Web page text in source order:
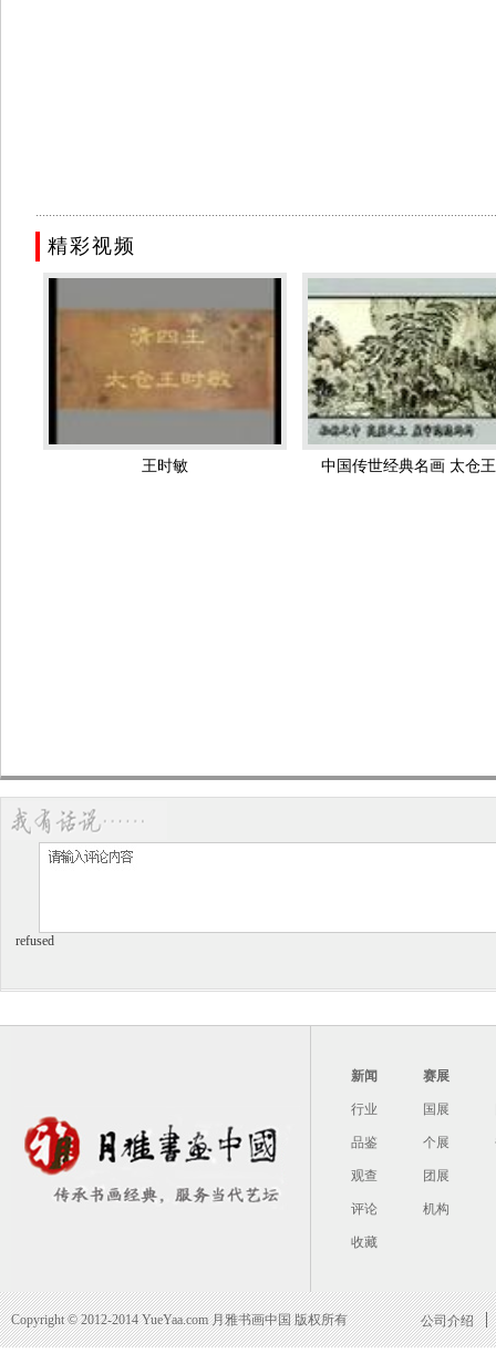
山水图轴 王时敏 清代 北京故宫
最清晰
山水图 王时敏 清代
仿古山水册页 王时敏
精彩视频
王时敏 中国传世经典名画 太仓
refused
新闻
行业
品鉴
观查
评论
收藏
赛展
国展
个展
团展
机构
Copyright © 2012-2014 YueYaa.com 月雅书画中国 版权所有 公司介绍